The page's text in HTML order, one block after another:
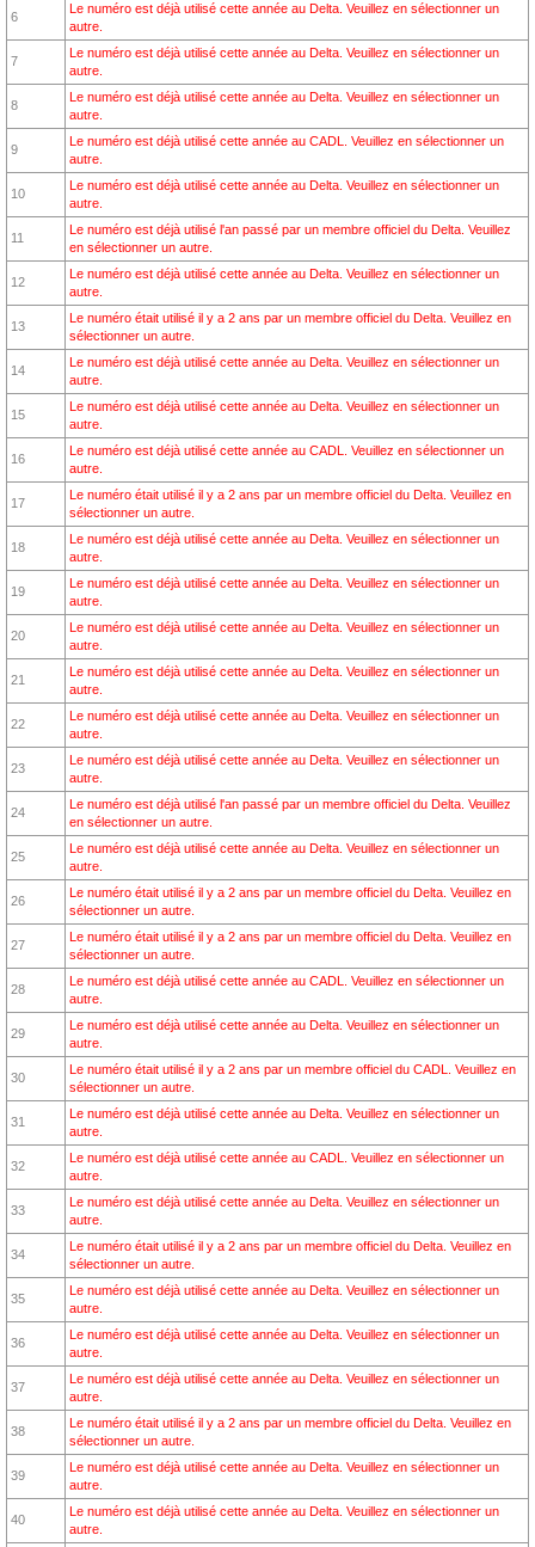
6
Le numéro est déjà utilisé cette année au Delta. Veuillez en sélectionner un
autre.
7
Le numéro est déjà utilisé cette année au Delta. Veuillez en sélectionner un
autre.
8
Le numéro est déjà utilisé cette année au Delta. Veuillez en sélectionner un
autre.
9
Le numéro est déjà utilisé cette année au CADL. Veuillez en sélectionner un
autre.
10
Le numéro est déjà utilisé cette année au Delta. Veuillez en sélectionner un
autre.
11
Le numéro est déjà utilisé l'an passé par un membre officiel du Delta. Veuillez
en sélectionner un autre.
12
Le numéro est déjà utilisé cette année au Delta. Veuillez en sélectionner un
autre.
13
Le numéro était utilisé il y a 2 ans par un membre officiel du Delta. Veuillez en
sélectionner un autre.
14
Le numéro est déjà utilisé cette année au Delta. Veuillez en sélectionner un
autre.
15
Le numéro est déjà utilisé cette année au Delta. Veuillez en sélectionner un
autre.
16
Le numéro est déjà utilisé cette année au CADL. Veuillez en sélectionner un
autre.
17
Le numéro était utilisé il y a 2 ans par un membre officiel du Delta. Veuillez en
sélectionner un autre.
18
Le numéro est déjà utilisé cette année au Delta. Veuillez en sélectionner un
autre.
19
Le numéro est déjà utilisé cette année au Delta. Veuillez en sélectionner un
autre.
20
Le numéro est déjà utilisé cette année au Delta. Veuillez en sélectionner un
autre.
21
Le numéro est déjà utilisé cette année au Delta. Veuillez en sélectionner un
autre.
22
Le numéro est déjà utilisé cette année au Delta. Veuillez en sélectionner un
autre.
23
Le numéro est déjà utilisé cette année au Delta. Veuillez en sélectionner un
autre.
24
Le numéro est déjà utilisé l'an passé par un membre officiel du Delta. Veuillez
en sélectionner un autre.
25
Le numéro est déjà utilisé cette année au Delta. Veuillez en sélectionner un
autre.
26
Le numéro était utilisé il y a 2 ans par un membre officiel du Delta. Veuillez en
sélectionner un autre.
27
Le numéro était utilisé il y a 2 ans par un membre officiel du Delta. Veuillez en
sélectionner un autre.
28
Le numéro est déjà utilisé cette année au CADL. Veuillez en sélectionner un
autre.
29
Le numéro est déjà utilisé cette année au Delta. Veuillez en sélectionner un
autre.
30
Le numéro était utilisé il y a 2 ans par un membre officiel du CADL. Veuillez en
sélectionner un autre.
31
Le numéro est déjà utilisé cette année au Delta. Veuillez en sélectionner un
autre.
32
Le numéro est déjà utilisé cette année au CADL. Veuillez en sélectionner un
autre.
33
Le numéro est déjà utilisé cette année au Delta. Veuillez en sélectionner un
autre.
34
Le numéro était utilisé il y a 2 ans par un membre officiel du Delta. Veuillez en
sélectionner un autre.
35
Le numéro est déjà utilisé cette année au Delta. Veuillez en sélectionner un
autre.
36
Le numéro est déjà utilisé cette année au Delta. Veuillez en sélectionner un
autre.
37
Le numéro est déjà utilisé cette année au Delta. Veuillez en sélectionner un
autre.
38
Le numéro était utilisé il y a 2 ans par un membre officiel du Delta. Veuillez en
sélectionner un autre.
39
Le numéro est déjà utilisé cette année au Delta. Veuillez en sélectionner un
autre.
40
Le numéro est déjà utilisé cette année au Delta. Veuillez en sélectionner un
autre.